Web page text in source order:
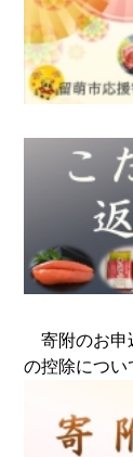
寄附の
の控除につい